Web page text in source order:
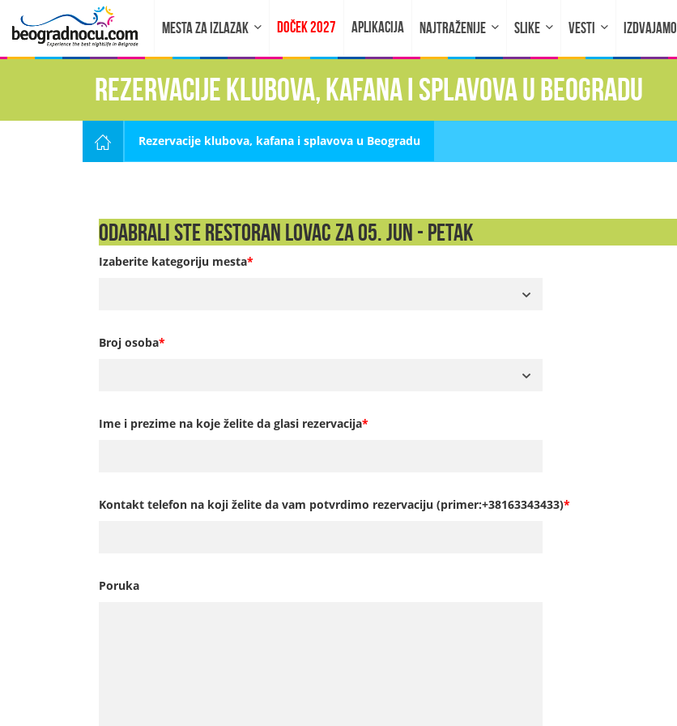
MESTA ZA IZLAZAK DOČEK 2027 APLIKACIJA NAJTRAŽENIJE SLIKE VESTI IZDVAJAMO
Rezervacije klubova, kafana i splavova u Beogradu
Rezervacije klubova, kafana i splavova u Beogradu
Odabrali ste Restoran Lovac za 05. Jun - PETAK
Izaberite kategoriju mesta*
Broj osoba*
Ime i prezime na koje želite da glasi rezervacija*
Kontakt telefon na koji želite da vam potvrdimo rezervaciju (primer:+38163343433)*
Poruka